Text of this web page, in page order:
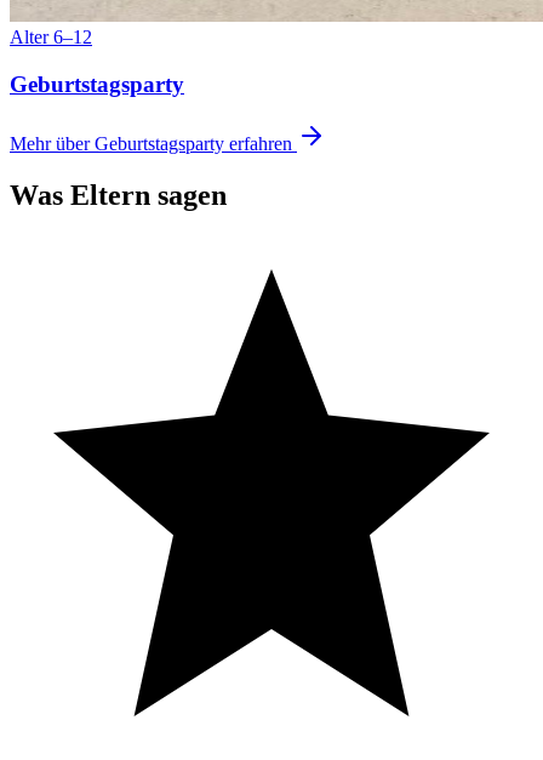
Alter 6–12
Geburtstagsparty
Mehr über Geburtstagsparty erfahren
Was Eltern sagen